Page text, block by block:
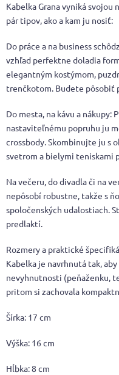
Kabelka Grana vyniká
pár tipov, ako a kam ju nosiť:
Do práce a na business
vzhľad perfektne doladia
elegantným kostýmom,
trenčkotom. Budete pôsobiť
Do mesta, na kávu a
nastaviteľnému popruhu ju
crossbody. Skombinujte ju s
svetrom a bielymi teniskami
Na večeru, do divadla či na
nepôsobí robustne, takže s
spoločenských udalostiach.
predlaktí.
Rozmery a praktické
Kabelka je navrhnutá tak,
nevyhnutnosti (peňaženku,
pritom si zachovala
Šírka: 17 cm
Výška: 16 cm
Hĺbka: 8 cm